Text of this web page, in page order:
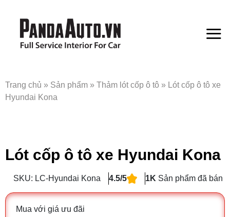
Trang chủ » Sản phẩm » Thảm lót cốp ô tô » Lót cốp ô tô xe
Hyundai Kona
Lót cốp ô tô xe Hyundai Kona
SKU: LC-Hyundai Kona 4.5/5 1K Sản phẩm đã bán
Mua với giá ưu đãi